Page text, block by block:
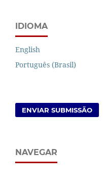
IDIOMA
English
Português (Brasil)
ENVIAR SUBMISSÃO
NAVEGAR